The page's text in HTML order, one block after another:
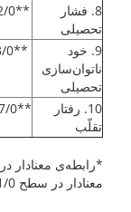
8. فشار
تحصیلی
**42/0
9. خود
ناتوان‌سازی
تحصیلی
**3/0-
10. رفتار
تقلّب
**37/0-
معنا‌دار در سطح 01/0 (آزمون دو دامنه)